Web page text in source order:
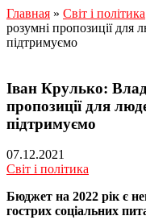
Главная » Світ і політика
розумні пропозиції
підтримуємо
Іван Крулько:
пропозиції для
підтримуємо
07.12.2021
Світ і політика
Бюджет на 2022 рік є
гострих соціальних